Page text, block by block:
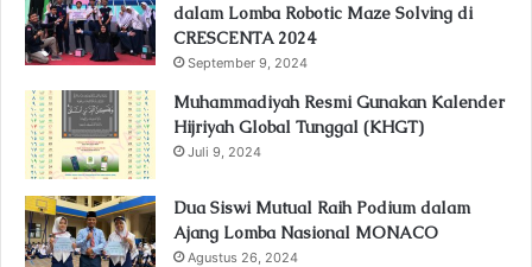
dalam Lomba Robotic Maze Solving di
CRESCENTA 2024
September 9, 2024
Muhammadiyah Resmi Gunakan Kalender
Hijriyah Global Tunggal (KHGT)
Juli 9, 2024
Dua Siswi Mutual Raih Podium dalam
Ajang Lomba Nasional MONACO
Agustus 26, 2024